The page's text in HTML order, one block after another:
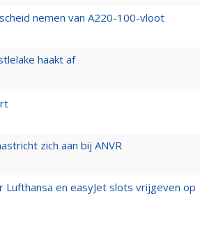
nemen van A220-100-vloot
haakt af
zich aan bij ANVR
en easyJet slots vrijgeven op